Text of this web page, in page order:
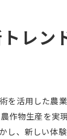
語る成功のポ
東金市の高収
ワーク構築術
とその強み
業選びの秘訣
レン
活用した農
作物生産を
、新しい体